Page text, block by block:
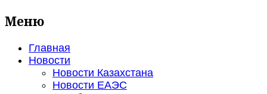
Меню
Главная
Новости
Новости Казахстана
Новости ЕАЭС